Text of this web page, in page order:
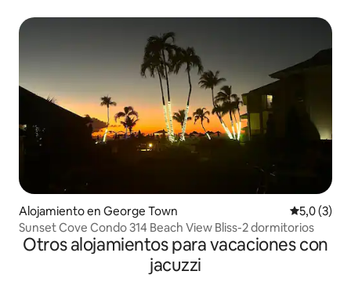
Alojamiento en George Town
5,0 (3)
Sunset Cove Condo 314 Beach View Bliss-2 dormitorios
Otros alojamientos para vacaciones con
jacuzzi